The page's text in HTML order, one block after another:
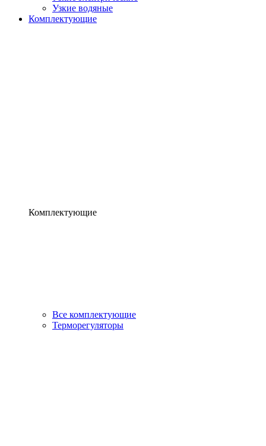
Узкие водяные
Комплектующие
Комплектующие
Все комплектующие
Терморегуляторы